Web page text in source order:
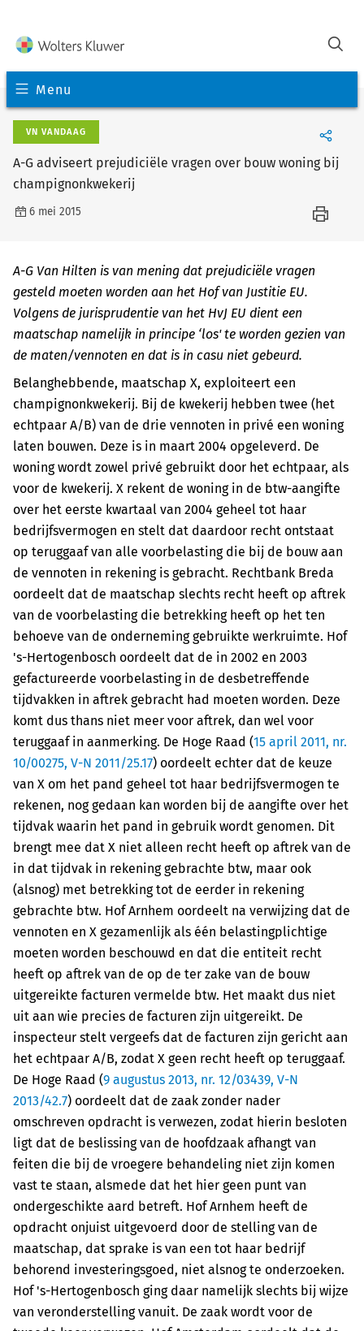
Menu
VN VANDAAG
A-G adviseert prejudiciële vragen over bouw woning bij
champignonkwekerij
6 mei 2015
A-G Van Hilten is van mening dat prejudiciële vragen
gesteld moeten worden aan het Hof van Justitie EU.
Volgens de jurisprudentie van het HvJ EU dient een
maatschap namelijk in principe ‘los' te worden gezien van
de maten/vennoten en dat is in casu niet gebeurd.
Belanghebbende, maatschap X, exploiteert een
champignonkwekerij. Bij de kwekerij hebben twee (het
echtpaar A/B) van de drie vennoten in privé een woning
laten bouwen. Deze is in maart 2004 opgeleverd. De
woning wordt zowel privé gebruikt door het echtpaar, als
voor de kwekerij. X rekent de woning in de btw-aangifte
over het eerste kwartaal van 2004 geheel tot haar
bedrijfsvermogen en stelt dat daardoor recht ontstaat
op teruggaaf van alle voorbelasting die bij de bouw aan
de vennoten in rekening is gebracht. Rechtbank Breda
oordeelt dat de maatschap slechts recht heeft op aftrek
van de voorbelasting die betrekking heeft op het ten
behoeve van de onderneming gebruikte werkruimte. Hof
's-Hertogenbosch oordeelt dat de in 2002 en 2003
gefactureerde voorbelasting in de desbetreffende
tijdvakken in aftrek gebracht had moeten worden. Deze
komt dus thans niet meer voor aftrek, dan wel voor
teruggaaf in aanmerking. De Hoge Raad (15 april 2011, nr.
10/00275, V-N 2011/25.17) oordeelt echter dat de keuze
van X om het pand geheel tot haar bedrijfsvermogen te
rekenen, nog gedaan kan worden bij de aangifte over het
tijdvak waarin het pand in gebruik wordt genomen. Dit
brengt mee dat X niet alleen recht heeft op aftrek van de
in dat tijdvak in rekening gebrachte btw, maar ook
(alsnog) met betrekking tot de eerder in rekening
gebrachte btw. Hof Arnhem oordeelt na verwijzing dat de
vennoten en X gezamenlijk als één belastingplichtige
moeten worden beschouwd en dat die entiteit recht
heeft op aftrek van de op de ter zake van de bouw
uitgereikte facturen vermelde btw. Het maakt dus niet
uit aan wie precies de facturen zijn uitgereikt. De
inspecteur stelt vergeefs dat de facturen zijn gericht aan
het echtpaar A/B, zodat X geen recht heeft op teruggaaf.
De Hoge Raad (9 augustus 2013, nr. 12/03439, V-N
2013/42.7) oordeelt dat de zaak zonder nader
omschreven opdracht is verwezen, zodat hierin besloten
ligt dat de beslissing van de hoofdzaak afhangt van
feiten die bij de vroegere behandeling niet zijn komen
vast te staan, alsmede dat het hier geen punt van
ondergeschikte aard betreft. Hof Arnhem heeft de
opdracht onjuist uitgevoerd door de stelling van de
maatschap, dat sprake is van een tot haar bedrijf
behorend investeringsgoed, niet alsnog te onderzoeken.
Hof 's-Hertogenbosch ging daar namelijk slechts bij wijze
van veronderstelling vanuit. De zaak wordt voor de